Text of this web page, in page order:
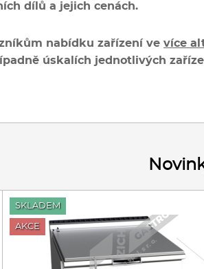
dílů a jejich cenách.
nabídku zařízení ve více
úskalích jednotlivých
SKLADEM
AKCE